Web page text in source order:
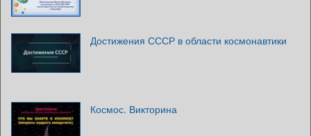
Достижения СССР в области космонавтики
Космос. Викторина